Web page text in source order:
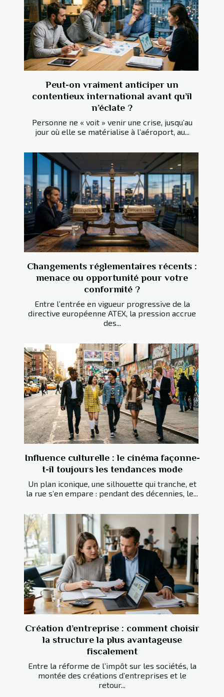
Peut-on vraiment anticiper un
contentieux international avant qu’il
n’éclate ?
Personne ne « voit » venir une crise, jusqu’au
jour où elle se matérialise à l’aéroport, au...
Changements réglementaires récents :
menace ou opportunité pour votre
conformité ?
Entre l’entrée en vigueur progressive de la
directive européenne ATEX, la pression accrue
des...
Influence culturelle : le cinéma façonne-
t-il toujours les tendances mode
Un plan iconique, une silhouette qui tranche, et
la rue s’en empare : pendant des décennies, le...
Création d’entreprise : comment choisir
la structure la plus avantageuse
fiscalement
Entre la réforme de l’impôt sur les sociétés, la
montée des créations d’entreprises et le
retour...